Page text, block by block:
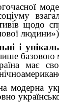
щодо
і
базовою
має
модерна